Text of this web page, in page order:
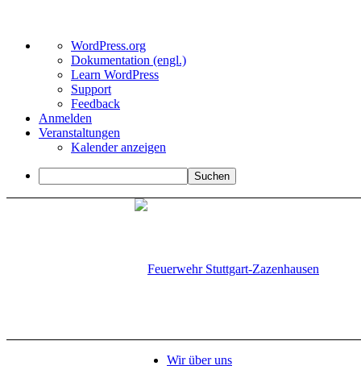
Über
WordPress
WordPress.org
Dokumentation (engl.)
Learn WordPress
Support
Feedback
Anmelden
Veranstaltungen
Kalender anzeigen
Suchen
Wir über uns